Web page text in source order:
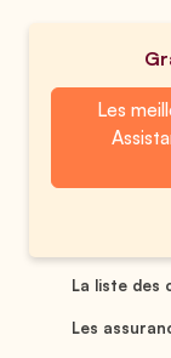
Les
La liste des
Les